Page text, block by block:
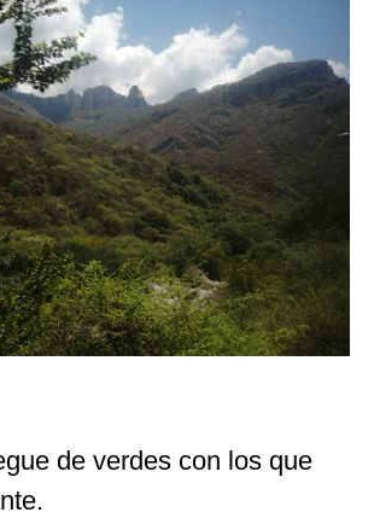
de verdes con los que